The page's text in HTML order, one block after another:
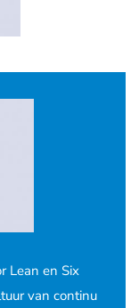
Lean en Six
van continu